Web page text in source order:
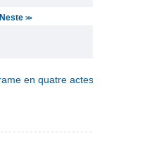
Neste >>
en quatre actes